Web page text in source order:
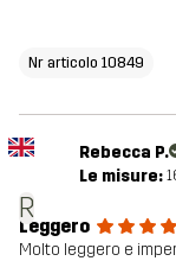
Nr articolo 10849
R
Rebecca P.
Le misure:
Leggero
Molto leggero e